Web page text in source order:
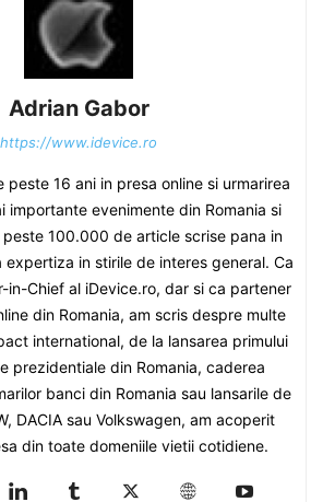
Adrian Gabor
https://www.idevice.ro
peste 16 ani in presa online si urmarirea
importante evenimente din Romania si
100.000 de article scrise pana in
in stirile de interes general. Ca
in-Chief al iDevice.ro, dar si ca partener
din Romania, am scris despre multe
international, de la lansarea primului
prezidentiale din Romania, caderea
banci din Romania sau lansarile de
DACIA sau Volkswagen, am acoperit
din toate domeniile vietii cotidiene.